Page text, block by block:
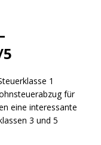
1
für
eine interessante
3 und 5